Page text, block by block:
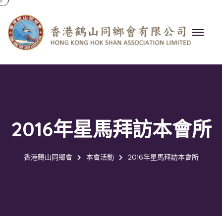
2016年星馬拜訪本會所
香港鶴山同鄉會 本會活動 2016年星馬拜訪本會所